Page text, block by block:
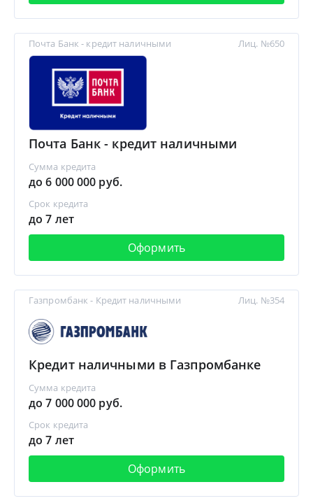
Почта Банк - кредит наличными
Почта Банк - кредит наличными
Сумма кредита
до 6 000 000 руб.
Срок кредита
до 7 лет
Оформить
Лиц. №650
Газпромбанк - Кредит наличными
Кредит наличными в Газпромбанке
Сумма кредита
до 7 000 000 руб.
Срок кредита
до 7 лет
Оформить
Лиц. №354